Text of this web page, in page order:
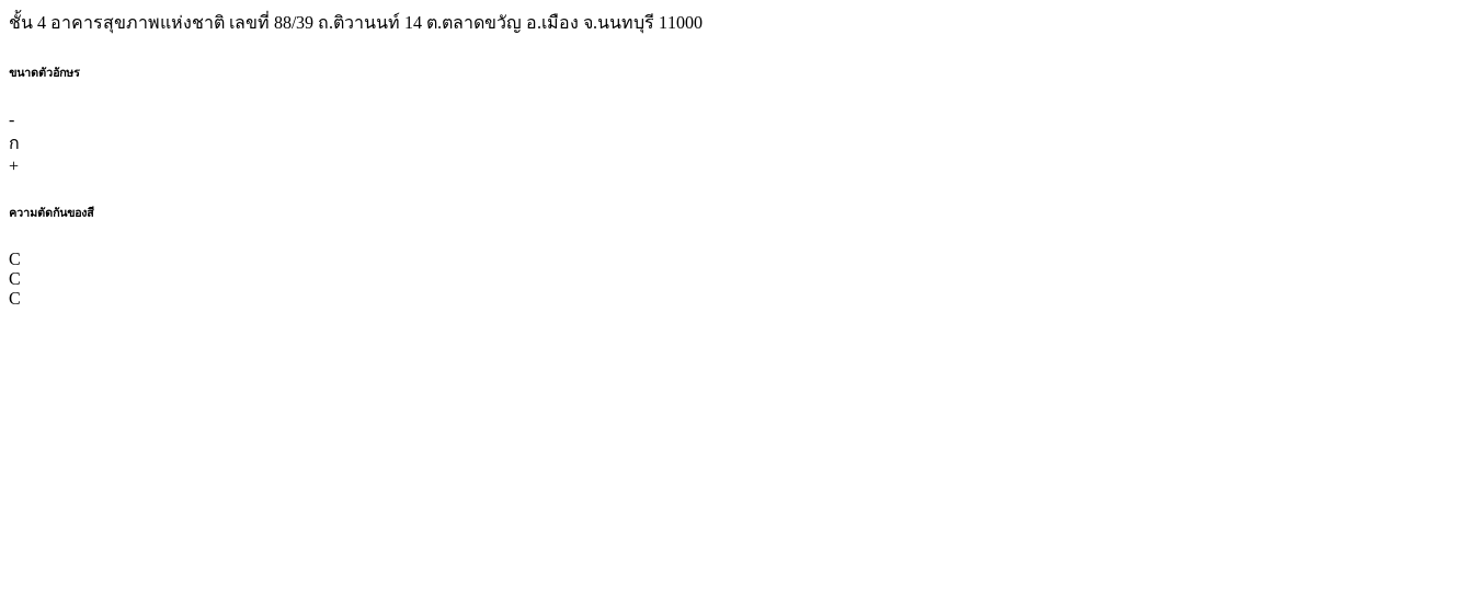
ชั้น 4 อาคารสุขภาพแห่งชาติ เลขที่ 88/39 ถ.ติวานนท์ 14 ต.ตลาดขวัญ อ.เมือง จ.นนทบุรี 11000
ขนาดตัวอักษร
-
ก
+
ความตัดกันของสี
C
C
C